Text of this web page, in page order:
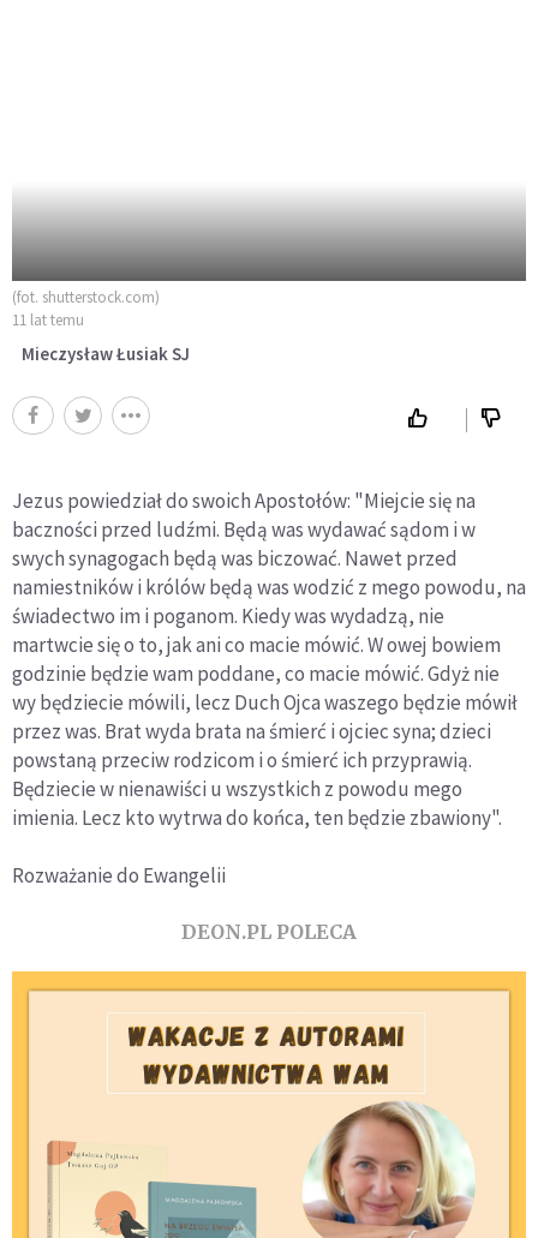
(fot. shutterstock.com)
11 lat temu
Mieczysław Łusiak SJ
Jezus powiedział do swoich Apostołów: "Miejcie się na
baczności przed ludźmi. Będą was wydawać sądom i w
swych synagogach będą was biczować. Nawet przed
namiestników i królów będą was wodzić z mego powodu, na
świadectwo im i poganom. Kiedy was wydadzą, nie
martwcie się o to, jak ani co macie mówić. W owej bowiem
godzinie będzie wam poddane, co macie mówić. Gdyż nie
wy będziecie mówili, lecz Duch Ojca waszego będzie mówił
przez was. Brat wyda brata na śmierć i ojciec syna; dzieci
powstaną przeciw rodzicom i o śmierć ich przyprawią.
Będziecie w nienawiści u wszystkich z powodu mego
imienia. Lecz kto wytrwa do końca, ten będzie zbawiony".
Rozważanie do Ewangelii
DEON.PL POLECA